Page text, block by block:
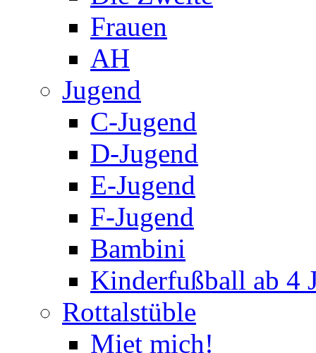
Frauen
AH
Jugend
C-Jugend
D-Jugend
E-Jugend
F-Jugend
Bambini
Kinderfußball ab 4
Rottalstüble
Miet mich!